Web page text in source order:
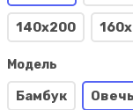
140х200
Модель
Бамбук